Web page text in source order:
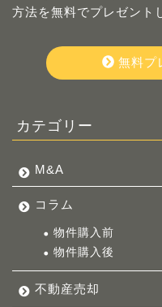
方法を無料でプレゼント
無料プ
カテゴリー
M&A
コラム
物件購入前
物件購入後
不動産売却